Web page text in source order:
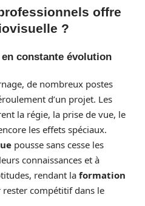
offre
?
constante évolution
de nombreux postes
d’un projet. Les
la régie, la prise de vue, le
les effets spéciaux.
pousse sans cesse les
connaissances et à
rendant la formation
compétitif dans le